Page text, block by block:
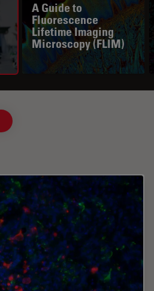
A Guide to
Fluorescence
Lifetime Imaging
Microscopy (FLIM)